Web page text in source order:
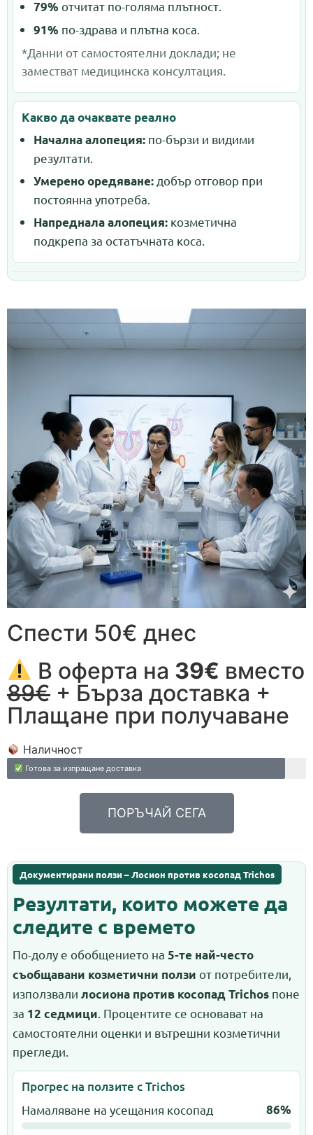
79% отчитат по-голяма плътност.
91% по-здрава и плътна коса.
*Данни от самостоятелни доклади; не
заместват медицинска консултация.
Какво да очаквате реално
Начална алопеция: по-бързи и видими
резултати.
Умерено оредяване: добър отговор при
постоянна употреба.
Напреднала алопеция: козметична
подкрепа за остатъчната коса.
Спести 50€ днес
В оферта на 39€ вместо
89€ + Бърза доставка +
Плащане при получаване
Наличност
Готова за изпращане доставка
ПОРЪЧАЙ СЕГА
Документирани ползи – Лосион против косопад Trichos
Резултати, които можете да
следите с времето
По-долу е обобщението на 5-те най-често
съобщавани козметични ползи от потребители,
използвали лосиона против косопад Trichos поне
за 12 седмици. Процентите се основават на
самостоятелни оценки и вътрешни козметични
прегледи.
Прогрес на ползите с Trichos
Намаляване на усещания косопад 86%